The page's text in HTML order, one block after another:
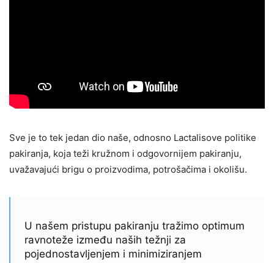
Sve je to tek jedan dio naše, odnosno Lactalisove politike
pakiranja, koja teži kružnom i odgovornijem pakiranju,
uvažavajući brigu o proizvodima, potrošačima i okolišu.
U našem pristupu pakiranju tražimo optimum
ravnoteže između naših težnji za
pojednostavljenjem i minimiziranjem